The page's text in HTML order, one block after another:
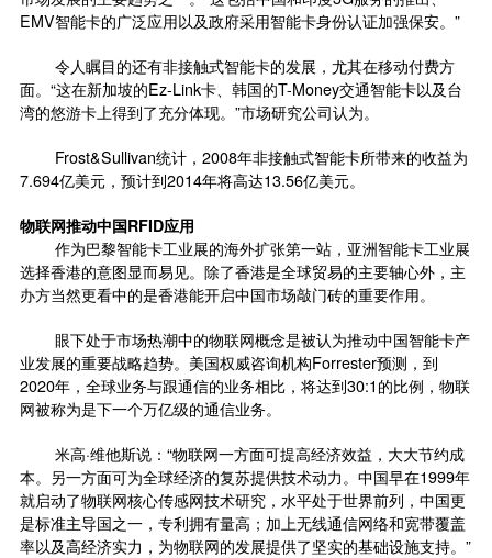
EMV智能卡的广泛应用以及政府采用智能卡身份认证加强保安。”
令人瞩目的还有非接触式智能卡的发展，尤其在移动付费方
面。“这在新加坡的Ez-Link卡、韩国的T-Money交通智能卡以及台
湾的悠游卡上得到了充分体现。”市场研究公司认为。
Frost&Sullivan统计，2008年非接触式智能卡所带来的收益为
7.694亿美元，预计到2014年将高达13.56亿美元。
物联网推动中国RFID应用
作为巴黎智能卡工业展的海外扩张第一站，亚洲智能卡工业展
选择香港的意图显而易见。除了香港是全球贸易的主要轴心外，主
办方当然更看中的是香港能开启中国市场敲门砖的重要作用。
眼下处于市场热潮中的物联网概念是被认为推动中国智能卡产
业发展的重要战略趋势。美国权威咨询机构Forrester预测，到
2020年，全球业务与跟通信的业务相比，将达到30:1的比例，物联
网被称为是下一个万亿级的通信业务。
米高·维他斯说：“物联网一方面可提高经济效益，大大节约成
本。另一方面可为全球经济的复苏提供技术动力。中国早在1999年
就启动了物联网核心传感网技术研究，水平处于世界前列，中国更
是标准主导国之一，专利拥有量高；加上无线通信网络和宽带覆盖
率以及高经济实力，为物联网的发展提供了坚实的基础设施支持。”